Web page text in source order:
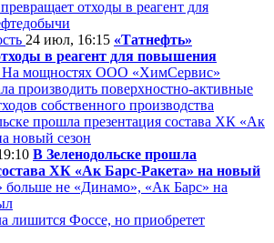
24 июл, 16:15 «Татнефть»
в реагент для повышения
На мощностях ООО «ХимСервис»
производить поверхностно-активные
собственного производства
В Зеленодольске прошла
ХК «Ак Барс-Ракета» на новый
больше не «Динамо», «Ак Барс» на